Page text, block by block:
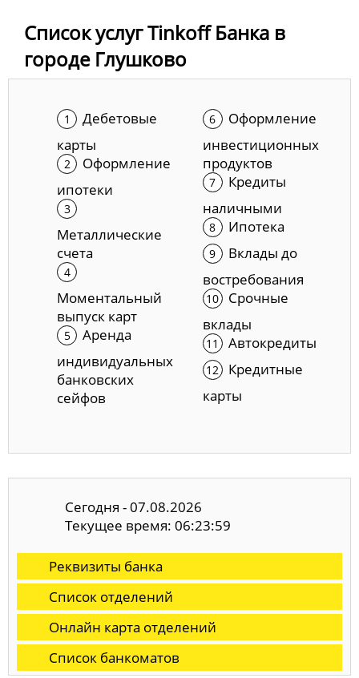
Список услуг Tinkoff Банка в
городе Глушково
Дебетовые
карты
Оформление
ипотеки
Металлические
счета
Моментальный
выпуск карт
Аренда
индивидуальных
банковских
сейфов
Оформление
инвестиционных
продуктов
Кредиты
наличными
Ипотека
Вклады до
востребования
Срочные
вклады
Автокредиты
Кредитные
карты
Сегодня - 07.08.2026
Текущее время: 06:23:59
Реквизиты банка
Список отделений
Онлайн карта отделений
Список банкоматов